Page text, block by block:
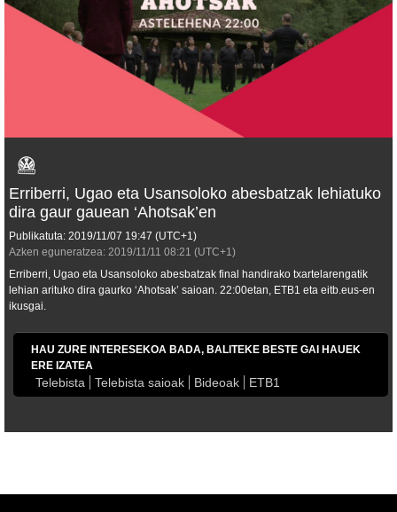
Erriberri, Ugao eta Usansoloko abesbatzak lehiatuko
dira gaur gauean ‘Ahotsak’en
Publikatuta: 2019/11/07 19:47 (UTC+1)
Azken eguneratzea: 2019/11/11 08:21 (UTC+1)
Erriberri, Ugao eta Usansoloko abesbatzak final handirako txartelarengatik
lehian arituko dira gaurko ‘Ahotsak’ saioan. 22:00etan, ETB1 eta eitb.eus-en
ikusgai.
HAU ZURE INTERESEKOA BADA, BALITEKE BESTE GAI HAUEK
ERE IZATEA
Telebista Telebista saioak Bideoak ETB1